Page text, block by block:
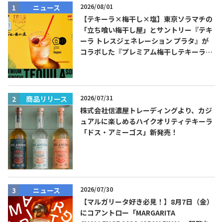
ニュース 2026/08/01
【テキーラ×梅干し×塩】東京ソラマチの
「立ち喰い梅干し屋」とサントリー『テキ
ーラ トレスジェネレーション プラタ』が
コラボした『プレミアム梅干しテキーラソ
商品リリース 2026/07/31
株式会社信濃屋トレーディングより、カジ
ュアルに楽しめるハイクオリティテキーラ
「ドス・アミーゴス」新発売！
ニュース 2026/07/30
【マルガリータ好き必見！】8月7日（金）
にコアントロー「MARGARITA